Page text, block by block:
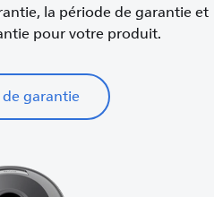
la période de garantie et
pour votre produit.
garantie